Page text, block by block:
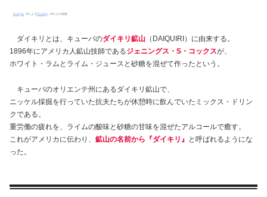
Enrique によるPixabay からの画像
ダイキリとは、キューバのダイキリ鉱山 （DAIQUIRI）に由来する。
1896年にアメリカ人鉱山技師であるジェニングス・S・コックスが、
ホワイト・ラムとライム・ジュースと砂糖を混ぜて作ったという。
キューバのオリエンテ州にあるダイキリ鉱山で、
ニッケル採掘を行っていた抗夫たちが休憩時に飲んでいたミックス・ドリン
クである。
重労働の疲れを、ライムの酸味と砂糖の甘味を混ぜたアルコールで癒す。
これがアメリカに伝わり、 鉱山の名前から『ダイキリ』 と呼ばれるようにな
った。